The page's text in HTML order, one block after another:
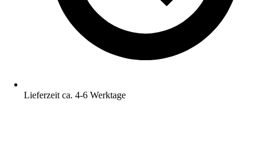
Lieferzeit ca. 4-6 Werktage